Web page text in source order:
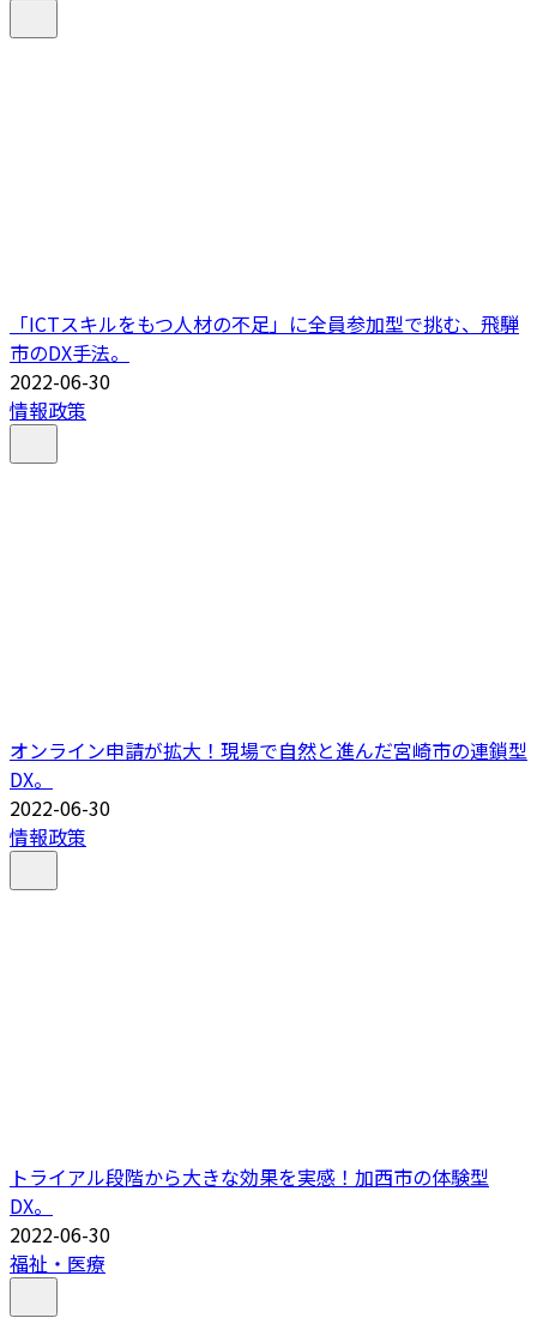
「ICTスキルをもつ人材の不足」に全員参加型で挑む、飛騨
市のDX手法。
2022-06-30
情報政策
オンライン申請が拡大！現場で自然と進んだ宮崎市の連鎖型
DX。
2022-06-30
情報政策
トライアル段階から大きな効果を実感！加西市の体験型
DX。
2022-06-30
福祉・医療